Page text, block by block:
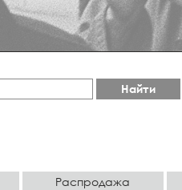
Найти
Распродажа